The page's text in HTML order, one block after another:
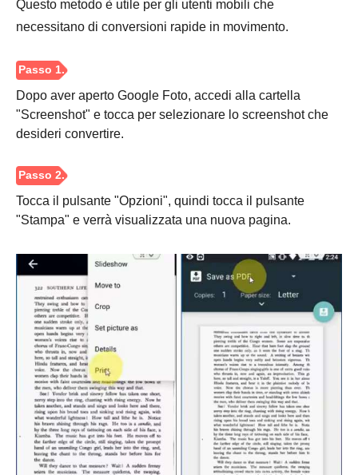
Passo 1.
Questo metodo è utile per gli utenti mobili che
necessitano di conversioni rapide in movimento.
Dopo aver aperto Google Foto, accedi alla cartella
"Screenshot" e tocca per selezionare lo screenshot che
desideri convertire.
Tocca il pulsante "Opzioni", quindi tocca il pulsante
"Stampa" e verrà visualizzata una nuova pagina.